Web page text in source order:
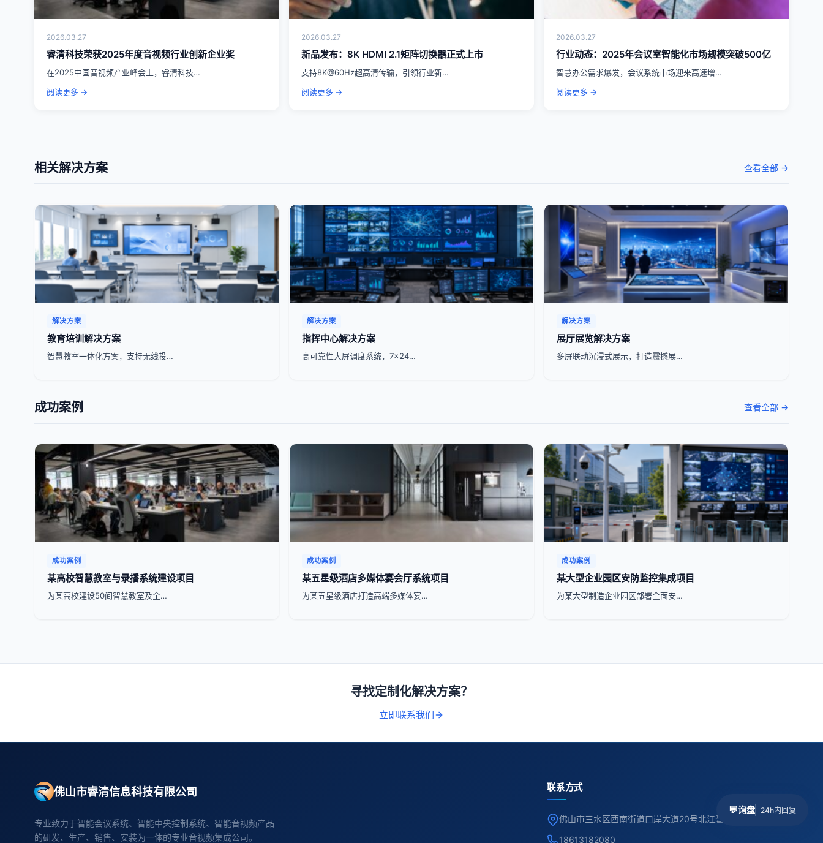
2026.03.27
睿清科技荣获2025年度音视频行业创新企业奖
在2025中国音视频产业峰会上，睿清科技…
阅读更多 →
2026.03.27
新品发布：8K HDMI 2.1矩阵切换器正式上市
支持8K@60Hz超高清传输，引领行业新…
阅读更多 →
2026.03.27
行业动态：2025年会议室智能化市场规模突破500亿
智慧办公需求爆发，会议系统市场迎来高速增…
阅读更多 →
相关解决方案 查看全部 →
解决方案
教育培训解决方案
智慧教室一体化方案，支持无线投…
解决方案
指挥中心解决方案
高可靠性大屏调度系统，7x24…
解决方案
展厅展览解决方案
多屏联动沉浸式展示，打造震撼展…
成功案例 查看全部 →
成功案例
某高校智慧教室与录播系统建设项目
为某高校建设50间智慧教室及全…
成功案例
某五星级酒店多媒体宴会厅系统项目
为某五星级酒店打造高端多媒体宴…
成功案例
某大型企业园区安防监控集成项目
为某大型制造企业园区部署全面安…
寻找定制化解决方案？
立即联系我们
佛山市睿清信息科技有限公司
专业致力于智能会议系统、智能中央控制系统、智能音视频产品
的研发、生产、销售、安装为一体的专业音视频集成公司。
联系方式
佛山市三水区西南街道口岸大道20号北江碧桂园5座409
18613182080
💬询盘 24h内回复